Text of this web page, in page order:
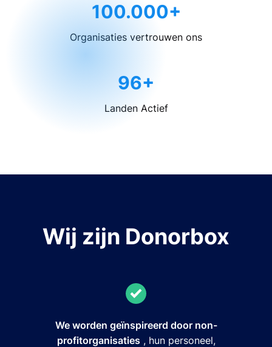
100.000+
Organisaties vertrouwen ons
96+
Landen Actief
Wij zijn Donorbox
We worden geïnspireerd door non-
profitorganisaties, hun personeel,